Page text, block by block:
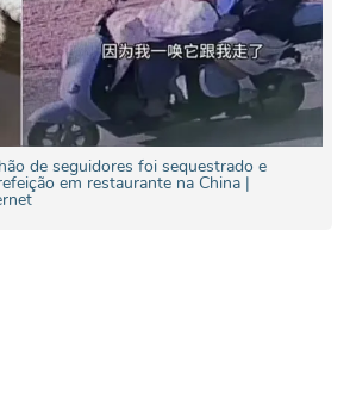
de seguidores foi sequestrado e
em restaurante na China |